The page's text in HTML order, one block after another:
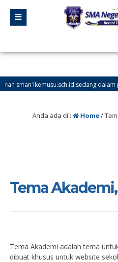
sedang dalam
Anda ada di : Home/
Tema
Tema Akademi adalah tema
dibuat khusus untuk website